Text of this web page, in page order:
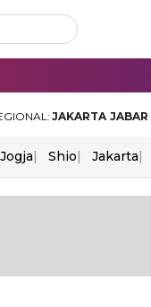
JAKARTA JABAR
Jogja Shio Jakarta